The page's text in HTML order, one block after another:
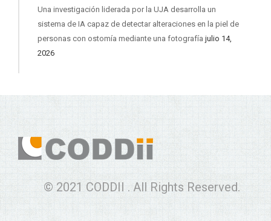
Una investigación liderada por la UJA desarrolla un
sistema de IA capaz de detectar alteraciones en la piel de
personas con ostomía mediante una fotografía julio 14,
2026
© 2021 CODDII . All Rights Reserved.